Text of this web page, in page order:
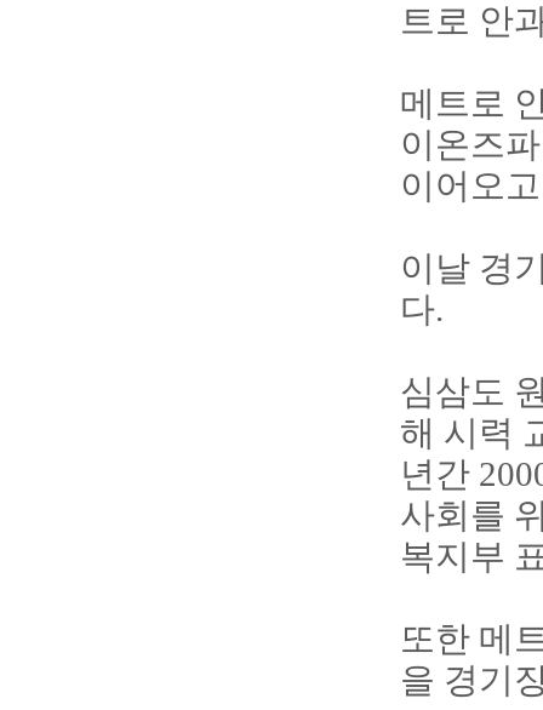
트로 안
메트로
이온즈
이어오
이날 경
다.
심삼도
해 시력
년간
사회를
복지부
또한 메
을 경기